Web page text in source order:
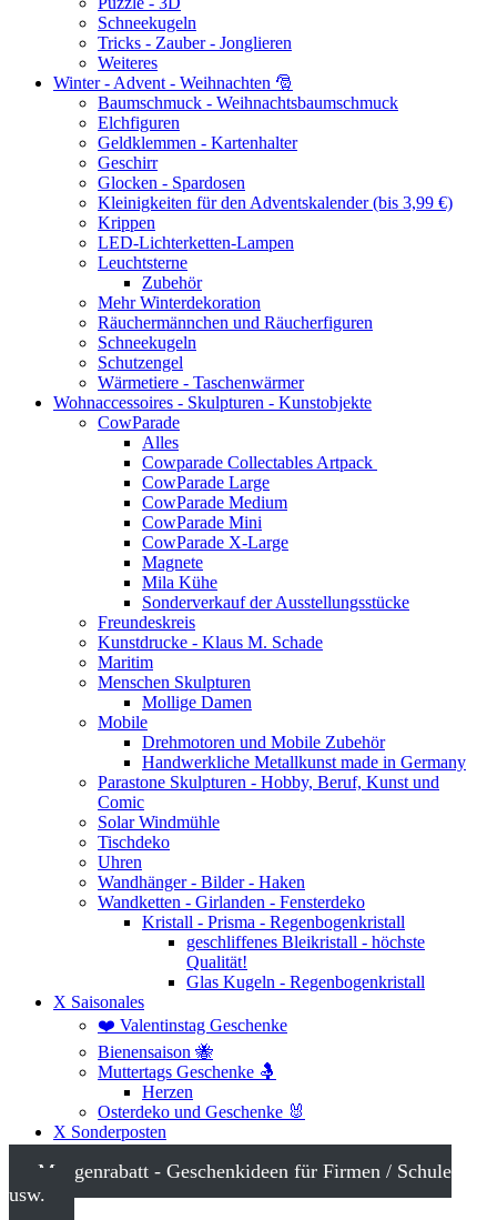
Schneekugeln
Tricks - Zauber - Jonglieren
Weiteres
Winter - Advent - Weihnachten 🎅
Baumschmuck - Weihnachtsbaumschmuck
Elchfiguren
Geldklemmen - Kartenhalter
Geschirr
Glocken - Spardosen
Kleinigkeiten für den Adventskalender (bis 3,99 €)
Krippen
LED-Lichterketten-Lampen
Leuchtsterne
Zubehör
Mehr Winterdekoration
Räuchermännchen und Räucherfiguren
Schneekugeln
Schutzengel
Wärmetiere - Taschenwärmer
Wohnaccessoires - Skulpturen - Kunstobjekte
CowParade
Alles
Cowparade Collectables Artpack
CowParade Large
CowParade Medium
CowParade Mini
CowParade X-Large
Magnete
Mila Kühe
Sonderverkauf der Ausstellungsstücke
Freundeskreis
Kunstdrucke - Klaus M. Schade
Maritim
Menschen Skulpturen
Mollige Damen
Mobile
Drehmotoren und Mobile Zubehör
Handwerkliche Metallkunst made in Germany
Parastone Skulpturen - Hobby, Beruf, Kunst und
Comic
Solar Windmühle
Tischdeko
Uhren
Wandhänger - Bilder - Haken
Wandketten - Girlanden - Fensterdeko
Kristall - Prisma - Regenbogenkristall
geschliffenes Bleikristall - höchste
Qualität!
Glas Kugeln - Regenbogenkristall
X Saisonales
❤️ Valentinstag Geschenke
Bienensaison 🐝
Muttertags Geschenke 🤱
Herzen
Osterdeko und Geschenke 🐰
X Sonderposten
Mengenrabatt - Geschenkideen für Firmen / Schule
usw.